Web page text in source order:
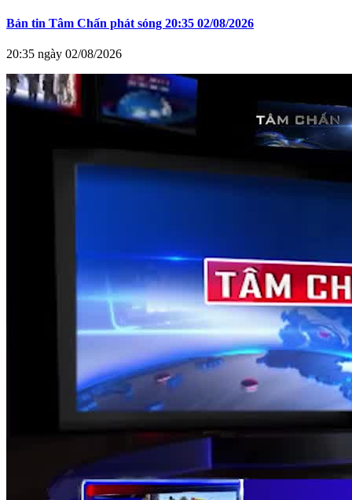
Bản tin Tâm Chấn phát sóng 20:35 02/08/2026
20:35 ngày 02/08/2026